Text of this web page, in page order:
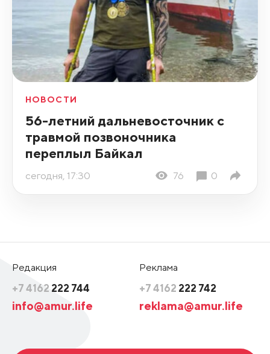
НОВОСТИ
56-летний дальневосточник с
травмой позвоночника
переплыл Байкал
сегодня, 17:30 76 0
Редакция
+7 4162 222 744
info@amur.life
Реклама
+7 4162 222 742
reklama@amur.life